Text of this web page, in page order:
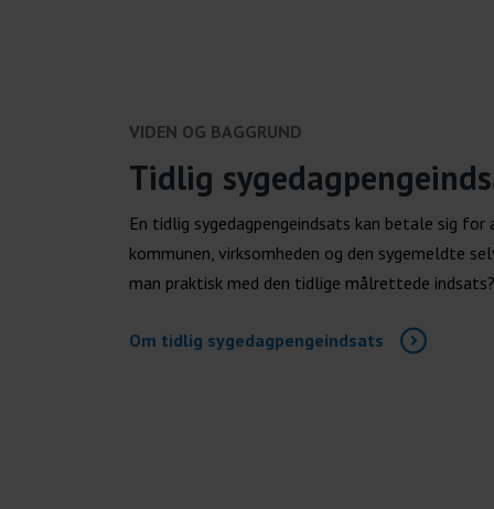
VIDEN OG BAGGRUND
Tidlig
En tidlig sygedagpengeindsats kan betale sig for
kommunen, virksomheden og den sygemeldte
man praktisk med den tidlige målrettede indsats?
Om tidlig sygedagpengeindsats